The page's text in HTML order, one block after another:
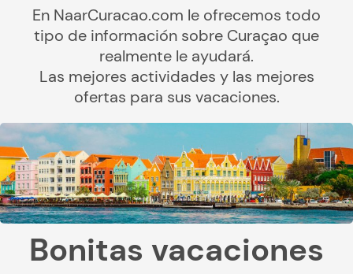
En NaarCuracao.com le ofrecemos todo
tipo de información sobre Curaçao que
realmente le ayudará.
Las mejores actividades y las mejores
ofertas para sus vacaciones.
Bonitas vacaciones